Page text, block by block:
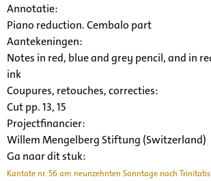
Annotatie:
Piano reduction. Cembalo part
Aantekeningen:
Notes in red, blue and grey pencil, and in
ink
Coupures, retouches, correcties:
Cut pp. 13, 15
Projectfinancier:
Willem Mengelberg Stiftung (Switzerland)
Ga naar dit stuk:
Kantate nr. 56 am neunzehnten Sonntage nach